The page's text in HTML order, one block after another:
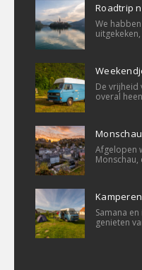
Roadtrip
We
De vrijheid
overal
Afgelopen
Samana
genieten